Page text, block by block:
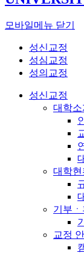
모바일메뉴 닫기
성신교정
성심교정
성의교정
성신교정
대학소
대학현
기부ㆍ
교정